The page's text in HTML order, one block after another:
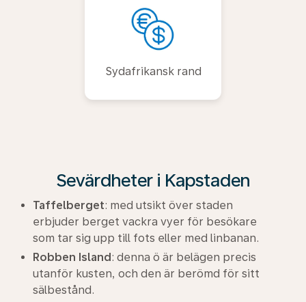
Sydafrikansk rand
Sevärdheter i Kapstaden
Taffelberget: med utsikt över staden
erbjuder berget vackra vyer för besökare
som tar sig upp till fots eller med linbanan.
Robben Island: denna ö är belägen precis
utanför kusten, och den är berömd för sitt
sälbestånd.